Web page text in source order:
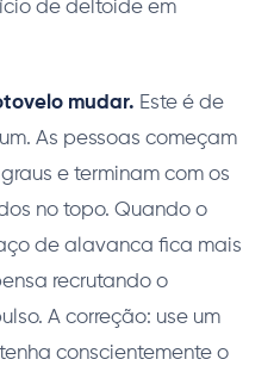
de deltoide em
mudar. Este é de
As pessoas começam
e terminam com os
no topo. Quando o
de alavanca fica mais
recrutando o
A correção: use um
conscientemente o